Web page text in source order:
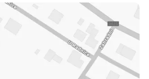
1objednavku a zatím jsem spokojená se
pořádku, dobře zabalené, celková spokojenost.